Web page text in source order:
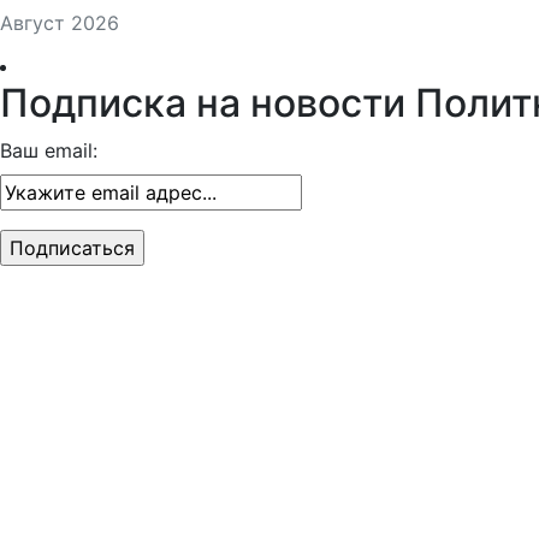
Август 2026
Подписка на новости
Ваш email: